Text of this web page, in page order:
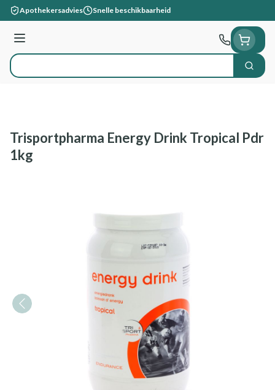
Ga naar de inhoud
Apothekersadvies Snelle beschikbaarheid
Menu
Product, merk, categorie... Zoek
Trisportpharma Energy Drink Tropical Pdr
1kg